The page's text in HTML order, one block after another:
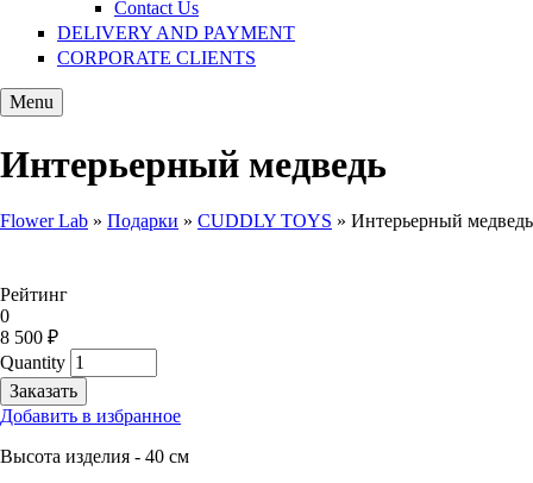
Contact Us
DELIVERY AND PAYMENT
CORPORATE CLIENTS
Menu
Интерьерный медведь
Flower Lab » Подарки » CUDDLY TOYS » Интерьерный медведь
Рейтинг
0
8 500 ₽
Quantity
Добавить в избранное
Высота изделия - 40 см